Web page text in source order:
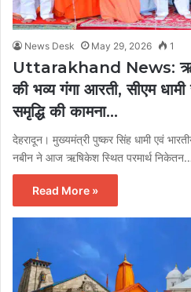
News Desk May 29, 2026 1
Uttarakhand News:
की भव्य गंगा आरती, सीएम
समृद्धि की कामना…
देहरादून। मुख्यमंत्री पुष्कर सिंह धामी एवं
नबीन ने आज ऋषिकेश स्थित परमार्थ निकेतन…
Read More »